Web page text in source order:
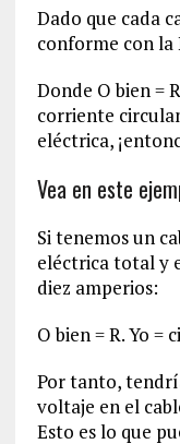
Dado que cada
conforme con la
Donde O bien =
corriente
eléctrica,
Vea en este
Si tenemos un
eléctrica total y
diez amperios:
O bien = R. Yo =
Por tanto,
voltaje en el
Esto es lo que